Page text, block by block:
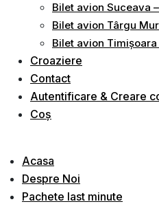
Bilet avion Suceava
Bilet avion Târgu
Bilet avion
Croaziere
Contact
Autentificare & Creare
Coș
Acasa
Despre Noi
Pachete last minute